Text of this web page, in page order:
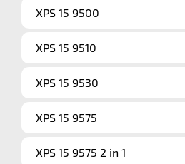
XPS 15 9500
XPS 15 9510
XPS 15 9530
XPS 15 9575
XPS 15 9575 2 in 1